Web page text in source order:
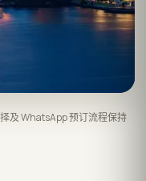
及 WhatsApp 预订流程保持